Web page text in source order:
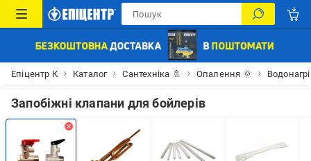
Епіцентр К Каталог Сантехніка 🚿 Опалення 🌞
Запобіжні клапани для бойлерів